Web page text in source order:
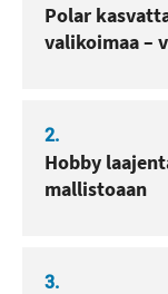
Polar
valikoimaa –
2.
Hobby
mallistoaan
3.